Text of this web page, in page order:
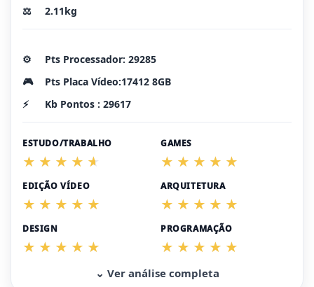
⚖️ 2.11kg
⚙️
Pts Processador: 29285
🎮
Pts Placa Vídeo:17412 8GB
⚡
Kb Pontos : 29617
ESTUDO/TRABALHO GAMES
EDIÇÃO VÍDEO ARQUITETURA
DESIGN PROGRAMAÇÃO
⌄ Ver análise completa